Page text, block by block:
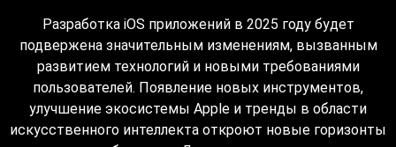
Разработка iOS приложений в 2025 году будет
подвержена значительным изменениям, вызванным
развитием технологий и новыми требованиями
пользователей. Появление новых инструментов,
улучшение экосистемы Apple и тренды в области
искусственного интеллекта откроют новые горизонты